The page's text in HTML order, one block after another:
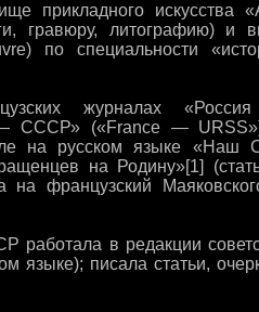
прикладного искусства
гравюру, литографию) и
по специальности
журналах
СССР» («France —
на русском языке «Наш
на Родину»[1]
на французский
работала в редакции
языке); писала статьи,